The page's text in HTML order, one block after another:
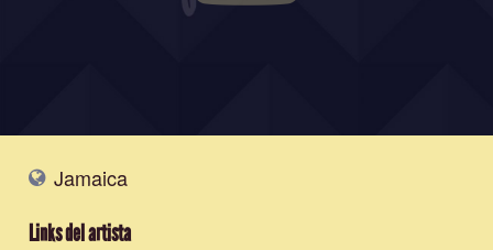
Jamaica
Links del artista